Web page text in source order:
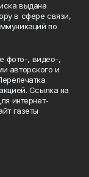
выдана
в сфере связи,
по
фото-, видео-,
авторского и
Ссылка на
интернет-
газеты